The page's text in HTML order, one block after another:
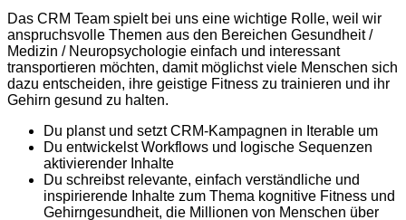
Das CRM Team spielt bei uns eine wichtige Rolle, weil wir
anspruchsvolle Themen aus den Bereichen Gesundheit /
Medizin / Neuropsychologie einfach und interessant
transportieren möchten, damit möglichst viele Menschen sich
dazu entscheiden, ihre geistige Fitness zu trainieren und ihr
Gehirn gesund zu halten.
Du planst und setzt CRM-Kampagnen in Iterable um
Du entwickelst Workflows und logische Sequenzen
aktivierender Inhalte
Du schreibst relevante, einfach verständliche und
inspirierende Inhalte zum Thema kognitive Fitness und
Gehirngesundheit, die Millionen von Menschen über